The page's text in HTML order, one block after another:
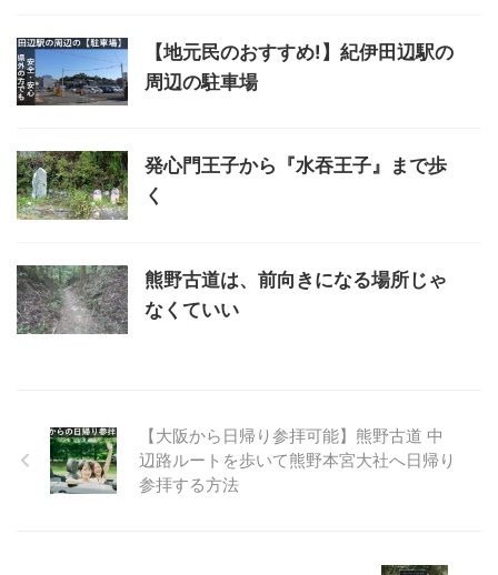
【地元民のおすすめ!】紀伊田辺駅の
周辺の駐車場
発心門王子から『水吞王子』まで歩
く
熊野古道は、前向きになる場所じゃ
なくていい
【大阪から日帰り参拝可能】熊野古道 中
辺路ルートを歩いて熊野本宮大社へ日帰り
参拝する方法